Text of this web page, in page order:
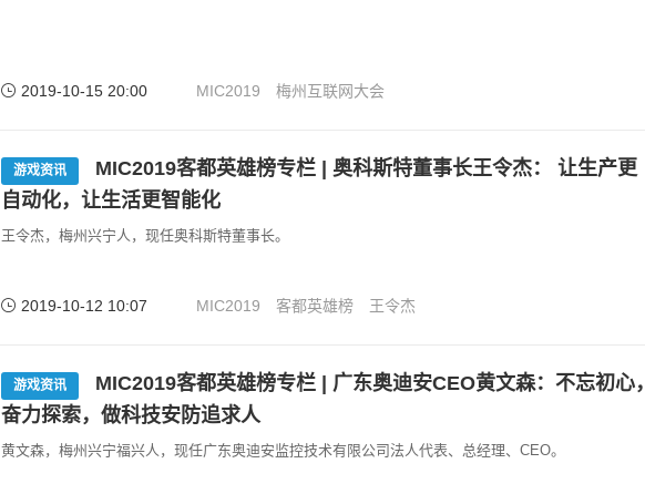
2019-10-15 20:00 MIC2019 梅州互联网大会
游戏资讯
MIC2019客都英雄榜专栏 | 奥科斯特董事长王令杰： 让生产更
自动化，让生活更智能化
王令杰，梅州兴宁人，现任奥科斯特董事长。
2019-10-12 10:07 MIC2019 客都英雄榜 王令杰
游戏资讯
MIC2019客都英雄榜专栏 | 广东奥迪安CEO黄文森：不忘初心，
奋力探索，做科技安防追求人
黄文森，梅州兴宁福兴人，现任广东奥迪安监控技术有限公司法人代表、总经理、CEO。